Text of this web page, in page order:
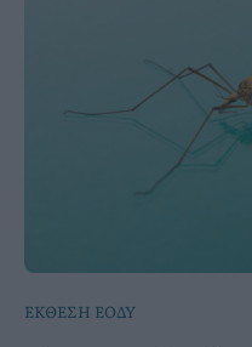
ΕΚΘΕΣΗ ΕΟΔΥ